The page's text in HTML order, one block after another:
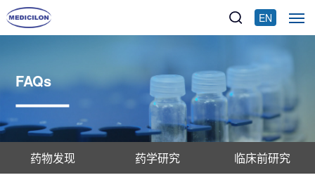
EN
FAQs
药物发现 药学研究 临床前研究